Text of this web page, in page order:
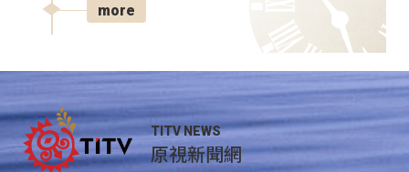
more
TITV NEWS
原視新聞網